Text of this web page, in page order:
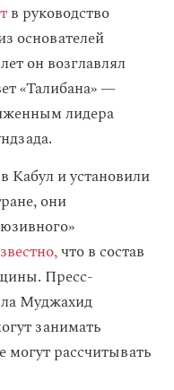
в руководство
основателей
он возглавлял
«Талибана» —
лидера
Кабул и установили
они
что в состав
Пресс-
Муджахид
занимать
могут рассчитывать